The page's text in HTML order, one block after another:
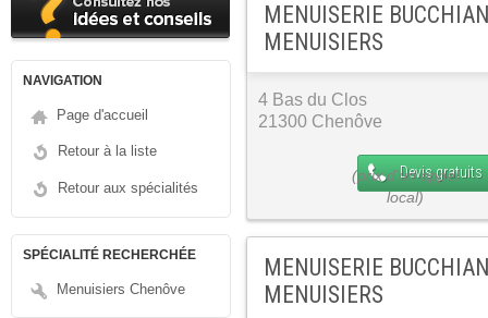
NAVIGATION
Page d'accueil
Retour à la liste
Retour aux spécialités
SPÉCIALITÉ RECHERCHÉE
Menuisiers Chenôve
MENUISERIE
MENUISIERS
4 Bas du Clos
21300 Chenôve
Devis gratuits
MENUISERIE
MENUISIERS